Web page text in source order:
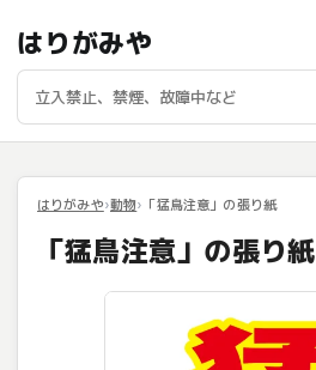
はりがみや
はりがみや 動物 「猛鳥注意」の張り紙
「猛鳥注意」の張り紙